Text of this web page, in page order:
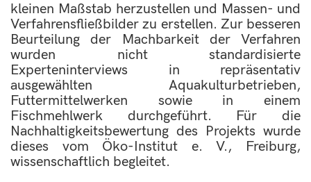
kleinen Maßstab herzustellen und Massen- und
Verfahrensfließbilder zu erstellen. Zur besseren
Beurteilung der Machbarkeit der Verfahren
wurden nicht standardisierte
Experteninterviews in repräsentativ
ausgewählten Aquakulturbetrieben,
Futtermittelwerken sowie in einem
Fischmehlwerk durchgeführt. Für die
Nachhaltigkeitsbewertung des Projekts wurde
dieses vom Öko-Institut e. V., Freiburg,
wissenschaftlich begleitet.